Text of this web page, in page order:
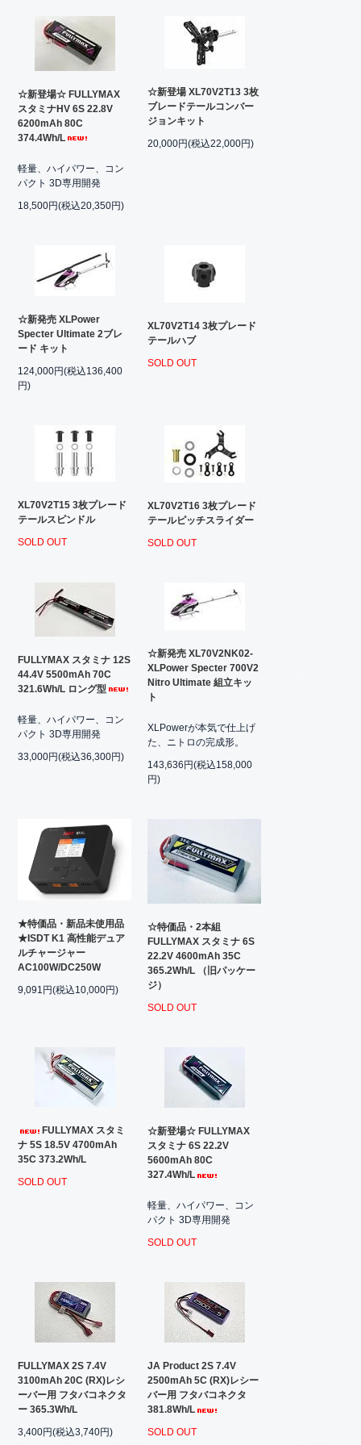
☆新登場☆ FULLYMAX
スタミナHV 6S 22.8V
6200mAh 80C
374.4Wh/L
軽量、ハイパワー、コン
パクト 3D専用開発
18,500円(税込20,350円)
☆新登場 XL70V2T13 3枚
ブレードテールコンバー
ジョンキット
20,000円(税込22,000円)
☆新発売 XLPower
Specter Ultimate 2ブレ
ード キット
124,000円(税込136,400
円)
XL70V2T14 3枚プレード
テールハブ
SOLD OUT
XL70V2T15 3枚プレード
テールスピンドル
SOLD OUT
XL70V2T16 3枚プレード
テールピッチスライダー
SOLD OUT
FULLYMAX スタミナ 12S
44.4V 5500mAh 70C
321.6Wh/L ロング型
軽量、ハイパワー、コン
パクト 3D専用開発
33,000円(税込36,300円)
☆新発売 XL70V2NK02-
XLPower Specter 700V2
Nitro Ultimate 組立キッ
ト
XLPowerが本気で仕上げ
た、ニトロの完成形。
143,636円(税込158,000
円)
★特価品・新品未使用品
★ISDT K1 高性能デュア
ルチャージャー
AC100W/DC250W
9,091円(税込10,000円)
☆特価品・2本組
FULLYMAX スタミナ 6S
22.2V 4600mAh 35C
365.2Wh/L （旧パッケー
ジ）
SOLD OUT
FULLYMAX スタミ
ナ 5S 18.5V 4700mAh
35C 373.2Wh/L
SOLD OUT
☆新登場☆ FULLYMAX
スタミナ 6S 22.2V
5600mAh 80C
327.4Wh/L
軽量、ハイパワー、コン
パクト 3D専用開発
SOLD OUT
FULLYMAX 2S 7.4V
3100mAh 20C (RX)レシ
ーバー用 フタバコネクタ
ー 365.3Wh/L
3,400円(税込3,740円)
JA Product 2S 7.4V
2500mAh 5C (RX)レシー
バー用 フタバコネクタ
381.8Wh/L
SOLD OUT